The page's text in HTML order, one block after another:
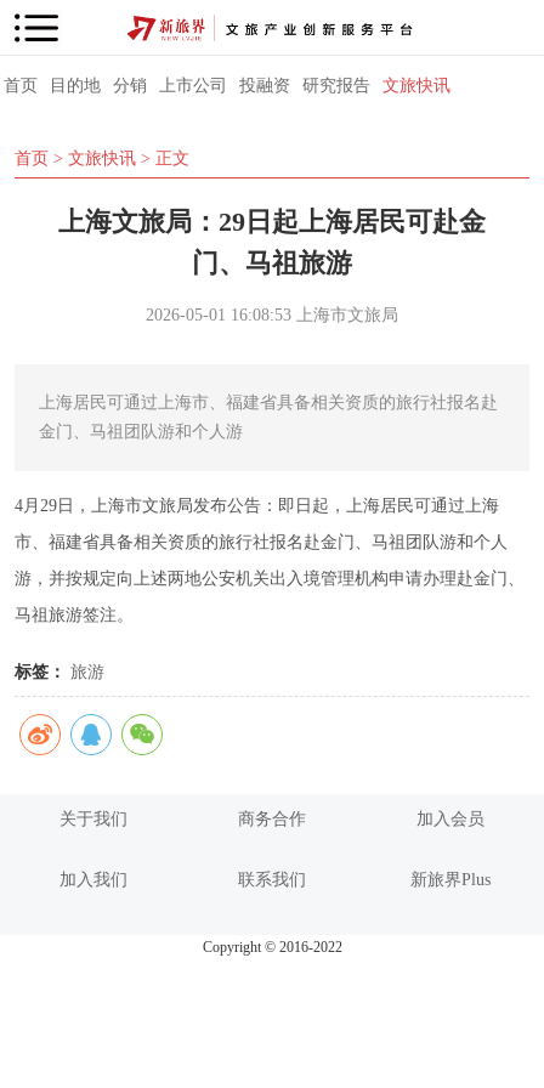
首页 目的地 分销 上市公司 投融资 研究报告 文旅快讯
首页 > 文旅快讯 > 正文
上海文旅局：29日起上海居民可赴金
门、马祖旅游
2026-05-01 16:08:53 上海市文旅局
上海居民可通过上海市、福建省具备相关资质的旅行社报名赴
金门、马祖团队游和个人游
4月29日， 上海市文旅局发布公告：即日起，上海居民可通过上海
市、福建省具备相关资质的旅行社报名赴金门、马祖团队游和个人
游，并按规定向上述两地公安机关出入境管理机构申请办理赴金门、
马祖旅游签注。
标签： 旅游
关于我们
加入我们
商务合作
联系我们
加入会员
新旅界Plus
Copyright © 2016-2022